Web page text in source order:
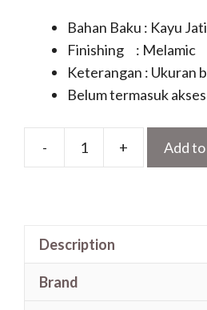
Bahan Baku : Kayu Jati
Finishing : Melamic
Keterangan : Ukuran
Belum termasuk
-
Model
+ Add
Description
Brand